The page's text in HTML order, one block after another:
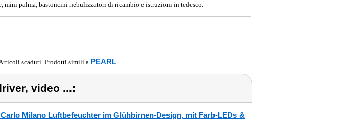
mini palma, bastoncini nebulizzatori di ricambio e istruzioni in tedesco.
scaduti. Prodotti simili a PEARL
video ...:
Milano Luftbefeuchter im Glühbirnen-Design, mit Farb-LEDs &